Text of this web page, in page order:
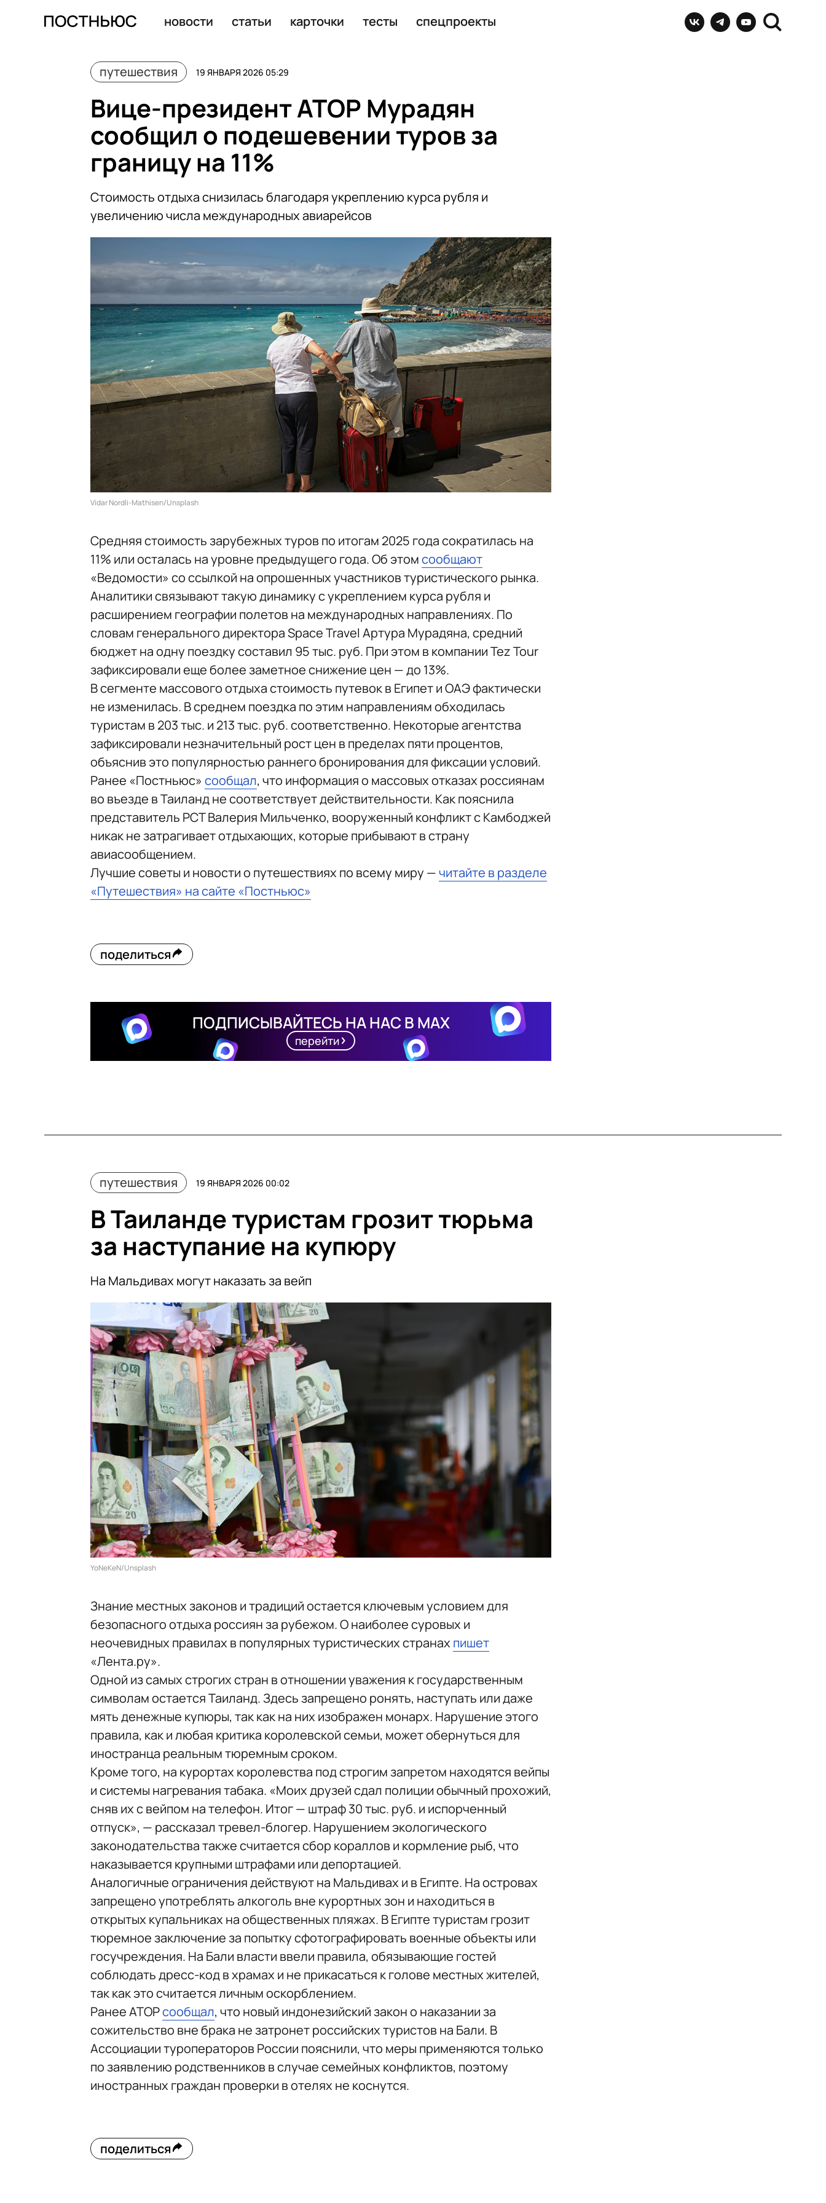
новости статьи карточки тесты спецпроекты
путешествия 19 ЯНВАРЯ 2026 05:29
Вице-президент АТОР Мурадян
сообщил о подешевении туров за
границу на 11%
Стоимость отдыха снизилась благодаря укреплению курса рубля и
увеличению числа международных авиарейсов
Vidar Nordli-Mathisen/Unsplash
Средняя стоимость зарубежных туров по итогам 2025 года сократилась на
11% или осталась на уровне предыдущего года. Об этомсообщают
«Ведомости» со ссылкой на опрошенных участников туристического рынка.
Аналитики связывают такую динамику с укреплением курса рубля и
расширением географии полетов на международных направлениях. По
словам генерального директора Space Travel Артура Мурадяна, средний
бюджет на одну поездку составил 95 тыс. руб. При этом в компании Tez Tour
зафиксировали еще более заметное снижение цен — до 13%.
В сегменте массового отдыха стоимость путевок в Египет и ОАЭ фактически
не изменилась. В среднем поездка по этим направлениям обходилась
туристам в 203 тыс. и 213 тыс. руб. соответственно. Некоторые агентства
зафиксировали незначительный рост цен в пределах пяти процентов,
объяснив это популярностью раннего бронирования для фиксации условий.
Ранее «Постньюс» сообщал, что информация о массовых отказах россиянам
во въезде в Таиланд не соответствует действительности. Как пояснила
представитель РСТ Валерия Мильченко, вооруженный конфликт с Камбоджей
никак не затрагивает отдыхающих, которые прибывают в страну
авиасообщением.
Лучшие советы и новости о путешествиях по всему миру —читайте в разделе
«Путешествия» на сайте «Постньюс»
поделиться
ПОДПИСЫВАЙТЕСЬ НА НАС В MAX
перейти
путешествия 19 ЯНВАРЯ 2026 00:02
В Таиланде туристам грозит тюрьма
за наступание на купюру
На Мальдивах могут наказать за вейп
YoNeKeN/Unsplash
Знание местных законов и традиций остается ключевым условием для
безопасного отдыха россиян за рубежом. О наиболее суровых и
неочевидных правилах в популярных туристических странах пишет
«Лента.ру».
Одной из самых строгих стран в отношении уважения к государственным
символам остается Таиланд. Здесь запрещено ронять, наступать или даже
мять денежные купюры, так как на них изображен монарх. Нарушение этого
правила, как и любая критика королевской семьи, может обернуться для
иностранца реальным тюремным сроком.
Кроме того, на курортах королевства под строгим запретом находятся вейпы
и системы нагревания табака. «Моих друзей сдал полиции обычный прохожий,
сняв их с вейпом на телефон. Итог — штраф 30 тыс. руб. и испорченный
отпуск», — рассказал тревел-блогер. Нарушением экологического
законодательства также считается сбор кораллов и кормление рыб, что
наказывается крупными штрафами или депортацией.
Аналогичные ограничения действуют на Мальдивах и в Египте. На островах
запрещено употреблять алкоголь вне курортных зон и находиться в
открытых купальниках на общественных пляжах. В Египте туристам грозит
тюремное заключение за попытку сфотографировать военные объекты или
госучреждения. На Бали власти ввели правила, обязывающие гостей
соблюдать дресс-код в храмах и не прикасаться к голове местных жителей,
так как это считается личным оскорблением.
Ранее АТОРсообщал, что новый индонезийский закон о наказании за
сожительство вне брака не затронет российских туристов на Бали. В
Ассоциации туроператоров России пояснили, что меры применяются только
по заявлению родственников в случае семейных конфликтов, поэтому
иностранных граждан проверки в отелях не коснутся.
поделиться